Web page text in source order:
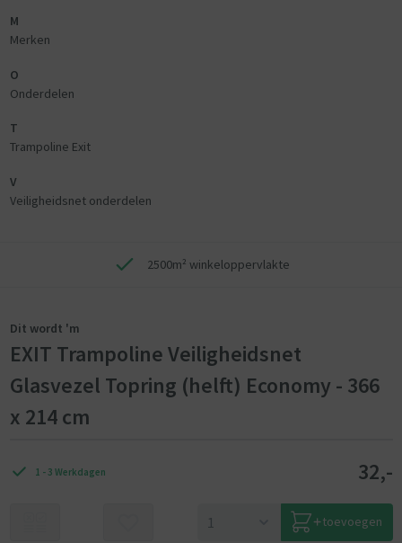
M
Merken
O
Onderdelen
T
Trampoline Exit
V
Veiligheidsnet onderdelen
2500m² winkeloppervlakte
Dit wordt 'm
EXIT Trampoline Veiligheidsnet
Glasvezel Topring (helft) Economy - 366
x 214 cm
1 - 3 Werkdagen 32,-
toevoegen